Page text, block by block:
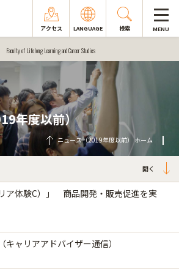
アクセス LANGUAGE 検索 MENU
Faculty of Lifelong Learning and Career Studies
年度以前）
ニュース（2019年度以前） ホーム
ア体験C）」 商品開発・販売促進を実
キャリアアドバイザー通信）